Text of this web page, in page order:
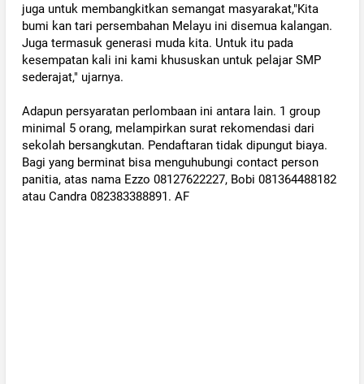
juga untuk membangkitkan semangat masyarakat,"Kita
bumi kan tari persembahan Melayu ini disemua kalangan.
Juga termasuk generasi muda kita. Untuk itu pada
kesempatan kali ini kami khususkan untuk pelajar SMP
sederajat," ujarnya.
Adapun persyaratan perlombaan ini antara lain. 1 group
minimal 5 orang, melampirkan surat rekomendasi dari
sekolah bersangkutan. Pendaftaran tidak dipungut biaya.
Bagi yang berminat bisa menguhubungi contact person
panitia, atas nama Ezzo 08127622227, Bobi 081364488182
atau Candra 082383388891. AF